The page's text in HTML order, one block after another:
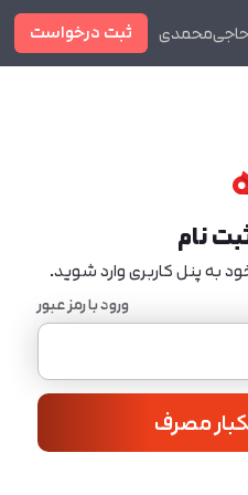
ثبت درخواست
نام
به پنل کاربری وارد شوید.
ورود با رمز عبور
مصرف